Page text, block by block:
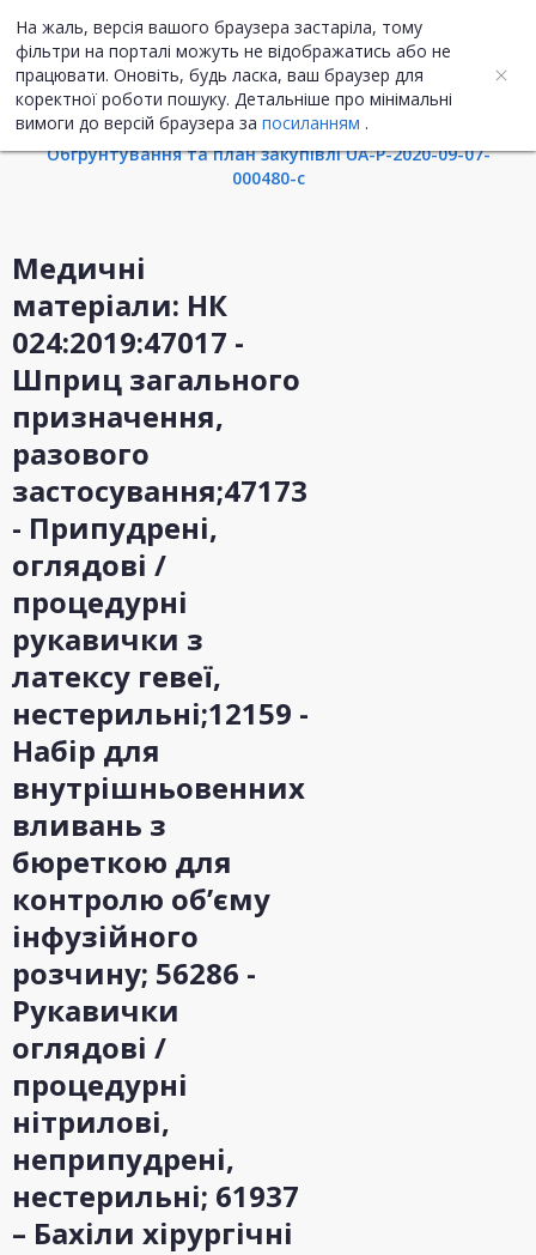
На жаль, версія вашого браузера застаріла, тому
фільтри на порталі можуть не відображатись або не
працювати. Оновіть, будь ласка, ваш браузер для
коректної роботи пошуку. Детальніше про мінімальні
вимоги до версій браузера за посиланням .
UA ENG
Інформація про закупівлю
Обгрунтування та план закупівлі UA-P-2020-09-07-
000480-c
Медичні
матеріали: НК
024:2019:47017 -
Шприц загального
призначення,
разового
застосування;47173
- Припудрені,
оглядові /
процедурні
рукавички з
латексу гевеї,
нестерильні;12159 -
Набір для
внутрішньовенних
вливань з
бюреткою для
контролю об’єму
інфузійного
розчину; 56286 -
Рукавички
оглядові /
процедурні
нітрилові,
неприпудрені,
нестерильні; 61937
– Бахіли хірургічні